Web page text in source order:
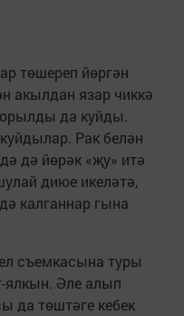
төшереп йөргән
акылдан язар чиккә
да куйды.
Рак белән
дә йөрәк «җу» итә
диюе икеләтә,
калганнар гына
съемкасына туры
ялкын. Әле алып
да төштәге кебек